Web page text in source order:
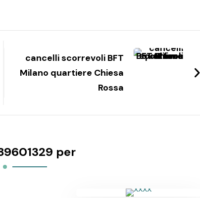
cancelli scorrevoli BFT
Milano quartiere Chiesa
Rossa
per